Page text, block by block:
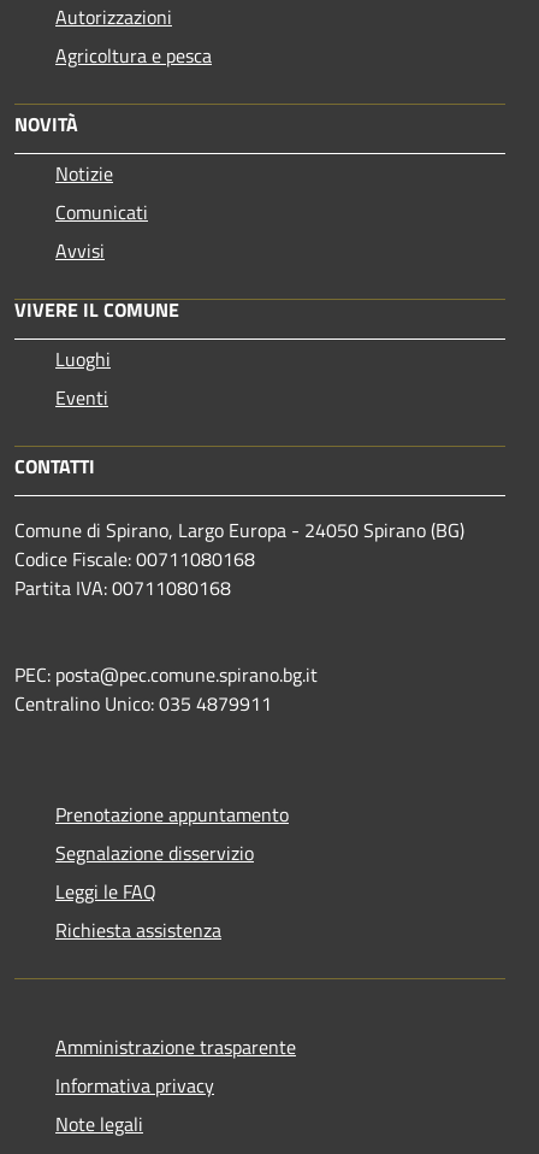
Autorizzazioni
Agricoltura e pesca
NOVITÀ
Notizie
Comunicati
Avvisi
VIVERE IL COMUNE
Luoghi
Eventi
CONTATTI
Comune di Spirano, Largo Europa - 24050 Spirano (BG)
Codice Fiscale: 00711080168
Partita IVA: 00711080168
PEC: posta@pec.comune.spirano.bg.it
Centralino Unico: 035 4879911
Prenotazione appuntamento
Segnalazione disservizio
Leggi le FAQ
Richiesta assistenza
Amministrazione trasparente
Informativa privacy
Note legali